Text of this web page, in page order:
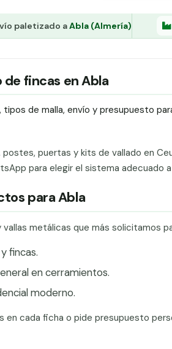
paletizado aAbla (Almería)
de fincas en Abla
de malla, envío y presupuesto
postes, puertas y kits de vallado en
para elegir el sistema adecuado
para Abla
metálicas que más solicitamos
fincas.
en cerramientos.
moderno.
en cada ficha o pide presupuesto